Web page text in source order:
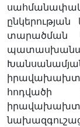
ընկերության
տարածման
հոդվածի